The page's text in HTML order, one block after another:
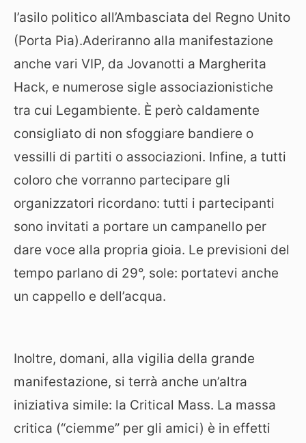
l’asilo politico all’Ambasciata del Regno Unito
(Porta Pia).Aderiranno alla manifestazione
anche vari VIP, da Jovanotti a Margherita
Hack, e numerose sigle associazionistiche
tra cui Legambiente. È però caldamente
consigliato di non sfoggiare bandiere o
vessilli di partiti o associazioni. Infine, a tutti
coloro che vorranno partecipare gli
organizzatori ricordano: tutti i partecipanti
sono invitati a portare un campanello per
dare voce alla propria gioia. Le previsioni del
tempo parlano di 29°, sole: portatevi anche
un cappello e dell’acqua.
Inoltre, domani, alla vigilia della grande
manifestazione, si terrà anche un’altra
iniziativa simile: la Critical Mass. La massa
critica (“ciemme” per gli amici) è in effetti